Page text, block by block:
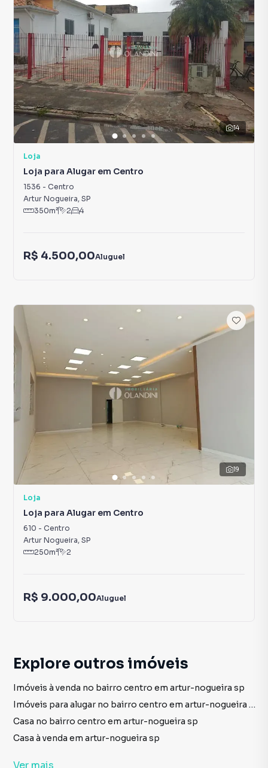
14
Loja
Loja para Alugar em Centro
1536 - Centro
Artur Nogueira, SP
350m² 2 4
R$ 4.500,00Aluguel
19
Loja
Loja para Alugar em Centro
610 - Centro
Artur Nogueira, SP
250m² 2
R$ 9.000,00Aluguel
Explore outros imóveis
Imóveis à venda no bairro centro em artur-nogueira sp
Imóveis para alugar no bairro centro em artur-nogueira sp
Casa no bairro centro em artur-nogueira sp
Casa à venda em artur-nogueira sp
Ver mais